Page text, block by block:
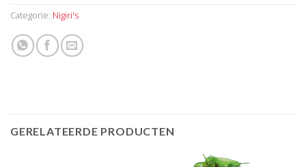
Categorie: Nigiri's
GERELATEERDE PRODUCTEN